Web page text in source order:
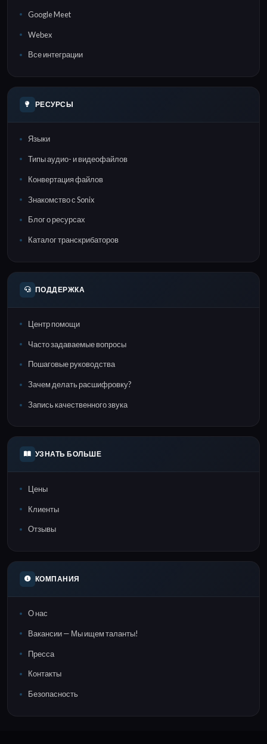
Google Meet
Webex
Все интеграции
РЕСУРСЫ
Языки
Типы аудио- и видеофайлов
Конвертация файлов
Знакомство с Sonix
Блог о ресурсах
Каталог транскрибаторов
ПОДДЕРЖКА
Центр помощи
Часто задаваемые вопросы
Пошаговые руководства
Зачем делать расшифровку?
Запись качественного звука
УЗНАТЬ БОЛЬШЕ
Цены
Клиенты
Отзывы
КОМПАНИЯ
О нас
Вакансии — Мы ищем таланты!
Пресса
Контакты
Безопасность